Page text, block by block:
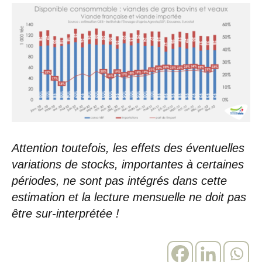
Attention toutefois, les effets des éventuelles
variations de stocks, importantes à certaines
périodes, ne sont pas intégrés dans cette
estimation et la lecture mensuelle ne doit pas
être sur-interprétée !